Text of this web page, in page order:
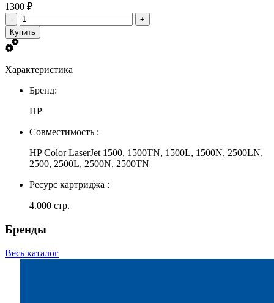
1300 ₽
-
+
Купить
Характеристика
Бренд:
HP
Совместимость :
HP Color LaserJet 1500, 1500TN, 1500L, 1500N, 2500LN,
2500, 2500L, 2500N, 2500TN
Ресурс картриджа :
4.000 стр.
Бренды
Весь каталог